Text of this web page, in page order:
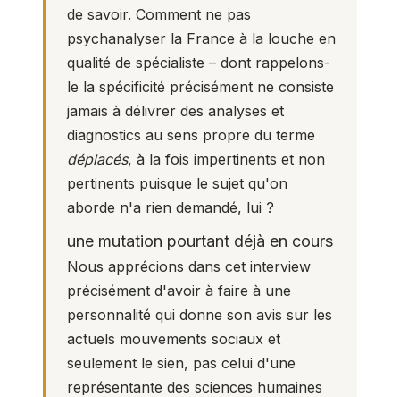
de savoir. Comment ne pas
psychanalyser la France à la louche en
qualité de spécialiste – dont rappelons-
le la spécificité précisément ne consiste
jamais à délivrer des analyses et
diagnostics au sens propre du terme
déplacés, à la fois impertinents et non
pertinents puisque le sujet qu'on
aborde n'a rien demandé, lui ?
une mutation pourtant déjà en cours
Nous apprécions dans cet interview
précisément d'avoir à faire à une
personnalité qui donne son avis sur les
actuels mouvements sociaux et
seulement le sien, pas celui d'une
représentante des sciences humaines